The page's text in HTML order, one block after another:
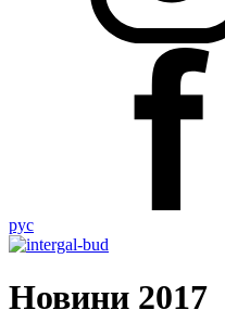
рус
Новини 2017